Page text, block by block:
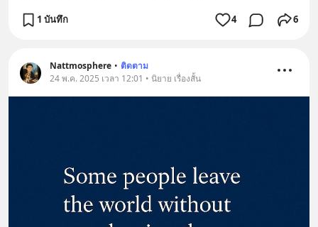
1 บันทึก 4 6
Nattmosphere • ติดตาม
24 พ.ค. 2025 เวลา 12:01 • นิยาย เรื่องสั้น